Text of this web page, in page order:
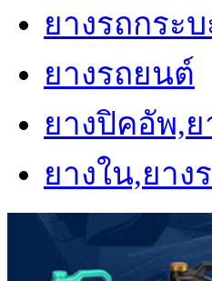
ยางรถกระ
ยางรถยนต์
ยางปิคอัพ,ย
ยางใน,ยาง